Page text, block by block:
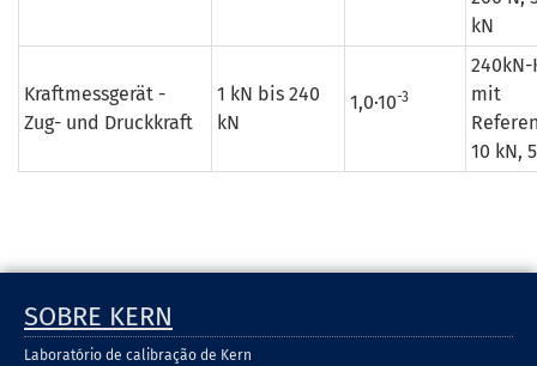
kN
Kraftmessgerät -
Zug- und Druckkraft
1 kN bis 240
kN
1,0·10-3
240kN-
mit
10 kN,
SOBRE KERN
Laboratório de calibração de Kern